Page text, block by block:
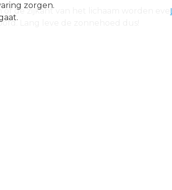
de zijkant van het lichaam worden
Lang leve de zonnehoed dus!
zorgen.